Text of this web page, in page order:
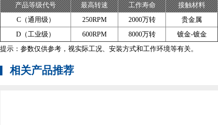
产品等级代号 最高转速 工作寿命
接触材料
C（通用级）
250RPM 2000万转
贵金属
D（工业级）
600RPM 8000万转
镀金-镀金
提示：参数仅供参考，视实际工况、安装方式和工作环境等有关。
相关产品推荐